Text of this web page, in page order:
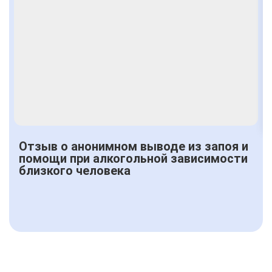
Отзыв о анонимном выводе из запоя и
помощи при алкогольной зависимости
близкого человека